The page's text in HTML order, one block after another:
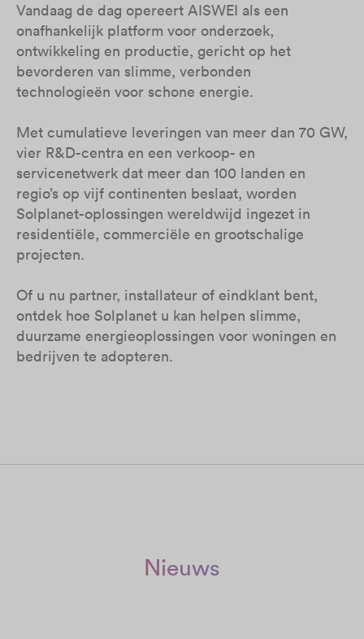
Vandaag de dag opereert AISWEI als een
onafhankelijk platform voor onderzoek,
ontwikkeling en productie, gericht op het
bevorderen van slimme, verbonden
technologieën voor schone energie.
Met cumulatieve leveringen van meer dan 70 GW,
vier R&D-centra en een verkoop- en
servicenetwerk dat meer dan 100 landen en
regio’s op vijf continenten beslaat, worden
Solplanet-oplossingen wereldwijd ingezet in
residentiële, commerciële en grootschalige
projecten.
Of u nu partner, installateur of eindklant bent,
ontdek hoe Solplanet u kan helpen slimme,
duurzame energieoplossingen voor woningen en
bedrijven te adopteren.
Nieuws